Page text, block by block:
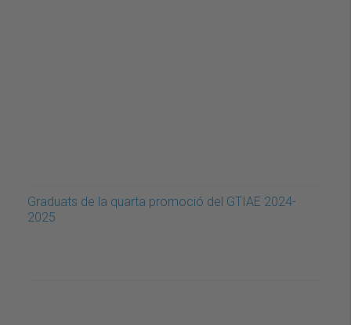
Graduats de la quarta promoció del GTIAE 2024-
2025